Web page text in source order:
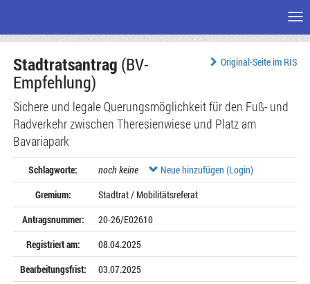
Seiteninhalt
Original-Seite im RIS
Stadtratsantrag (BV-
Empfehlung)
Sichere und legale Querungsmöglichkeit für den Fuß- und
Radverkehr zwischen Theresienwiese und Platz am
Bavariapark
Schlagworte: noch keine
Neue hinzufügen (Login)
Gremium:
Stadtrat / Mobilitätsreferat
Antragsnummer:
20-26/E02610
Registriert am:
08.04.2025
Bearbeitungsfrist:
03.07.2025